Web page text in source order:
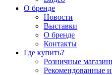
О бренде
Новости
Выставки
О бренде
Контакты
Где купить?
Розничные
Рекомендованные